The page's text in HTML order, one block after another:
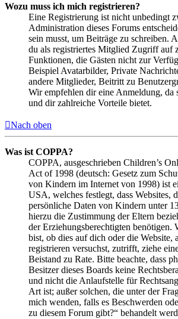
Wozu muss ich mich registrieren?
Eine Registrierung ist nicht unbedingt
Administration dieses Forums
sein musst, um Beiträge zu schreiben.
du als registriertes Mitglied Zugriff auf
Funktionen, die Gästen nicht zur
Beispiel Avatarbilder, Private
andere Mitglieder, Beitritt zu
Wir empfehlen dir eine Anmeldung, da
und dir zahlreiche Vorteile bietet.
Nach oben
Was ist COPPA?
COPPA, ausgeschrieben Children’s
Act of 1998 (deutsch: Gesetz zum
von Kindern im Internet von 1998) ist
USA, welches festlegt, dass Websites,
persönliche Daten von Kindern unter
hierzu die Zustimmung der Eltern
der Erziehungsberechtigten benötigen.
bist, ob dies auf dich oder die Website,
registrieren versuchst, zutrifft, ziehe
Beistand zu Rate. Bitte beachte, dass
Besitzer dieses Boards keine
und nicht die Anlaufstelle für
Art ist; außer solchen, die unter der
mich wenden, falls es Beschwerden
zu diesem Forum gibt?“ behandelt